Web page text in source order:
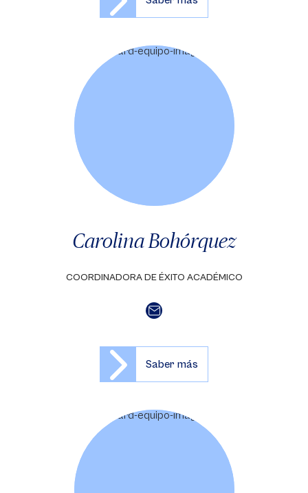
Carolina Bohórquez
COORDINADORA DE ÉXITO ACADÉMICO
Saber más